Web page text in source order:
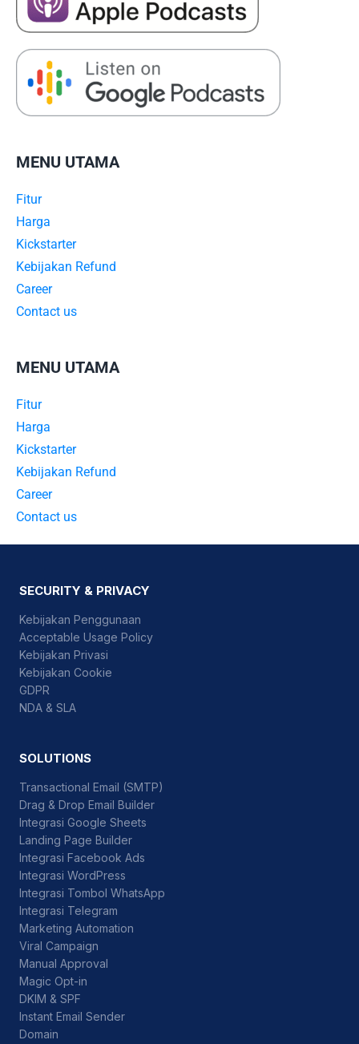
MENU UTAMA
Fitur
Harga
Kickstarter
Kebijakan Refund
Career
Contact us
MENU UTAMA
Fitur
Harga
Kickstarter
Kebijakan Refund
Career
Contact us
SECURITY & PRIVACY
Kebijakan Penggunaan
Acceptable Usage Policy
Kebijakan Privasi
Kebijakan Cookie
GDPR
NDA & SLA
SOLUTIONS
Transactional Email (SMTP)
Drag & Drop Email Builder
Integrasi Google Sheets
Landing Page Builder
Integrasi Facebook Ads
Integrasi WordPress
Integrasi Tombol WhatsApp
Integrasi Telegram
Marketing Automation
Viral Campaign
Manual Approval
Magic Opt-in
DKIM & SPF
Instant Email Sender
Domain